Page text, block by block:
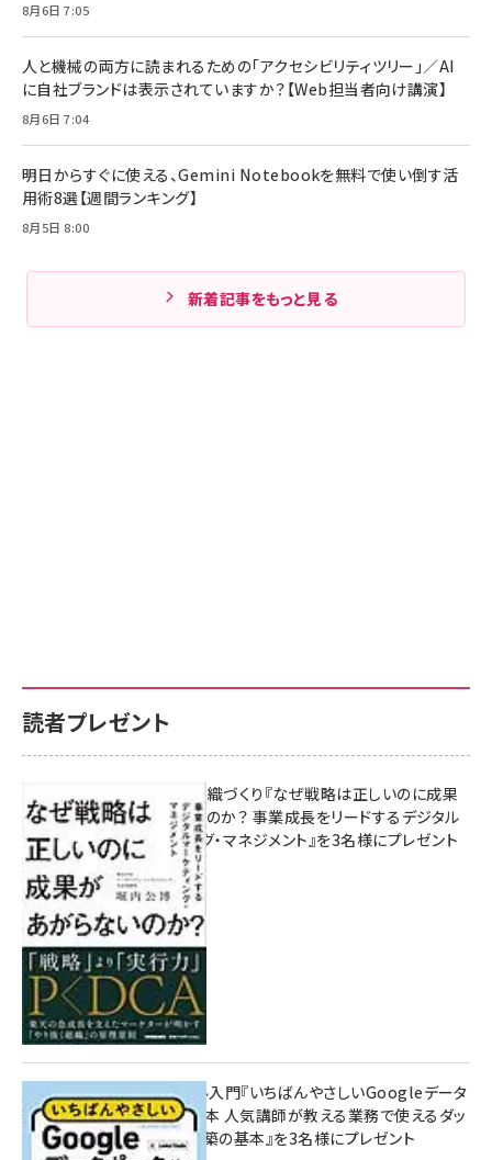
8月6日 7:05
人と機械の両方に読まれるための「アクセシビリティツリー」／AI
に自社ブランドは表示されていますか？【Web担当者向け講演】
8月6日 7:04
明日からすぐに使える、Gemini Notebookを無料で使い倒す活
用術8選【週間ランキング】
8月5日 8:00
新着記事をもっと見る
読者プレゼント
成果を生む組織づくり『なぜ戦略は正しいのに成果
があがらないのか？ 事業成長をリードするデジタル
マーケティング・マネジメント』を3名様にプレゼント
8月7日 10:00
無料BIツール入門『いちばんやさしいGoogleデータ
ポータルの教本 人気講師が教える業務で使えるダッ
シュボード構築の基本』を3名様にプレゼント